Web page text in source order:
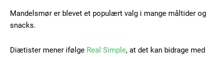
Mandelsmør er blevet et populært valg i mange måltider og
snacks.
Diætister mener ifølge Real Simple, at det kan bidrage med